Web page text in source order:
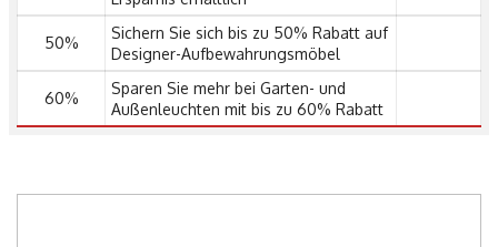
50%
Sichern Sie sich bis zu 50% Rabatt auf
Designer-Aufbewahrungsmöbel
60%
Sparen Sie mehr bei Garten- und
Außenleuchten mit bis zu 60% Rabatt